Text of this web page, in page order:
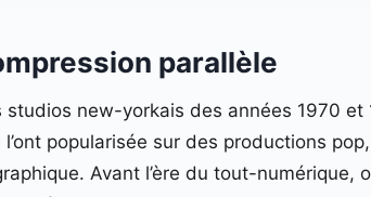
parallèle
new-yorkais des années 1970
popularisée sur des productions
Avant l’ère du tout-